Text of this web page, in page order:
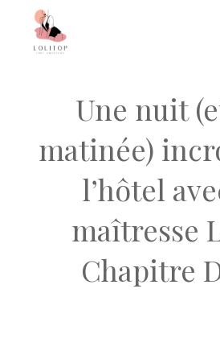
Une nuit
matinée)
l’hôtel
maîtresse
Chapitre